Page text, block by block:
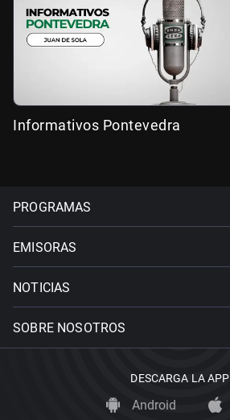
Informativos Pontevedra
PROGRAMAS
EMISORAS
NOTICIAS
SOBRE NOSOTROS
DESCARGA LA APP
Android